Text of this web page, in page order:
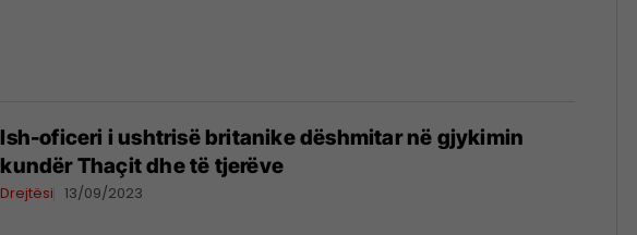
​Ish-oficeri i ushtrisë britanike dëshmitar në gjykimin
kundër Thaçit dhe të tjerëve
Drejtësi 13/09/2023